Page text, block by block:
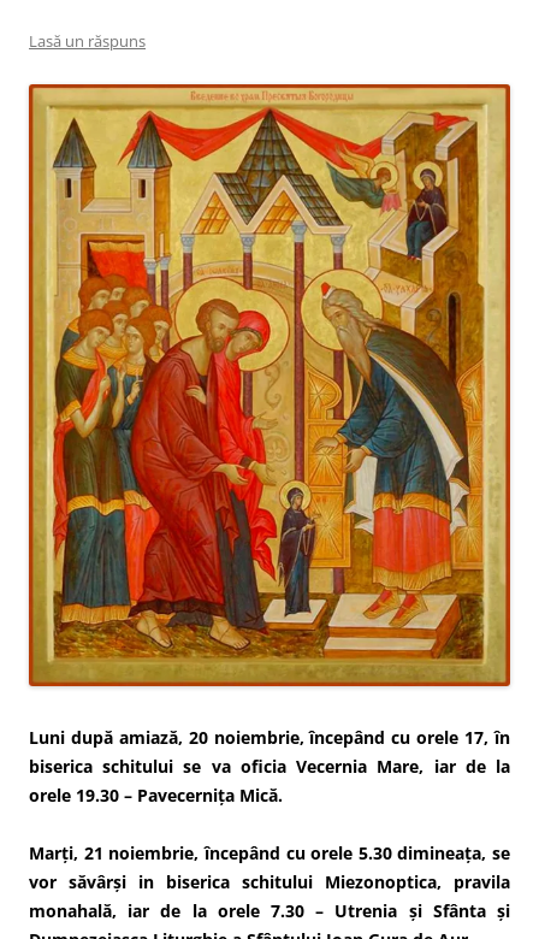
Lasă un răspuns
Luni după amiază, 20 noiembrie, începând cu orele 17, în
biserica schitului se va oficia Vecernia Mare, iar de la
orele 19.30 – Pavecernița Mică.
Marți, 21 noiembrie, începând cu orele 5.30 dimineața, se
vor săvârşi in biserica schitului Miezonoptica, pravila
monahală, iar de la orele 7.30 – Utrenia şi Sfânta şi